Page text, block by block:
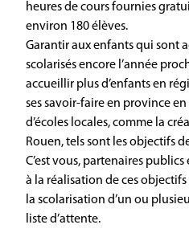
heures de cours fournies
environ 180 élèves.
Garantir aux enfants qui sont
scolarisés encore l’année
accueillir plus d’enfants en
ses savoir-faire en province
d’écoles locales, comme la
Rouen, tels sont les objectifs de
C’est vous, partenaires
à la réalisation de ces
la scolarisation d’un ou
liste d’attente.